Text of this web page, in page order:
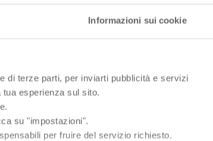
Informazioni sui cookie
di terze parti, per inviarti pubblicità e servizi
esperienza sul sito.
su "impostazioni".
per fruire del servizio richiesto.